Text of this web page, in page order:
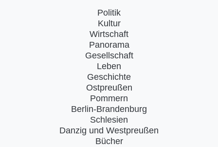
Politik
Kultur
Wirtschaft
Panorama
Gesellschaft
Leben
Geschichte
Ostpreußen
Pommern
Berlin-Brandenburg
Schlesien
Danzig und Westpreußen
Bücher